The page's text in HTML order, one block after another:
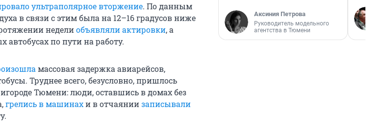
ультраполярное вторжение. По данным
в связи с этим была на 12–16 градусов ниже
неделиобъявляли актировки, а
автобусах по пути на работу.
массовая задержка авиарейсов,
Труднее всего, безусловно, пришлось
Тюмени: люди, оставшись в домах без
грелись в машинахи в отчаяниизаписывали
Аксиния Петрова
Руководитель модельного
агентства в Тюмени